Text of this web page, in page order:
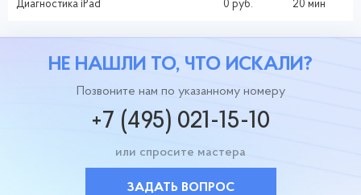
Диагностика iPad 0 руб. 20 мин
НЕ НАШЛИ ТО, ЧТО ИСКАЛИ?
Позвоните нам по указанному номеру
+7 (495) 021-15-10
или спросите мастера
ЗАДАТЬ ВОПРОС